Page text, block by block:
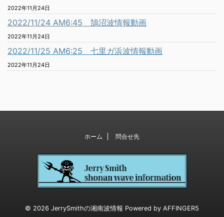
2022年11月24日
2022/11/24 AM6:45 鵠沼波情報動画
2022年11月24日
2022/11/25 AM6:25 七里ガ浜波情報動画
2022年11月24日
ホーム 問合せ先
© 2026 JerrySmithの湘南波情報 Powered by AFFINGER5